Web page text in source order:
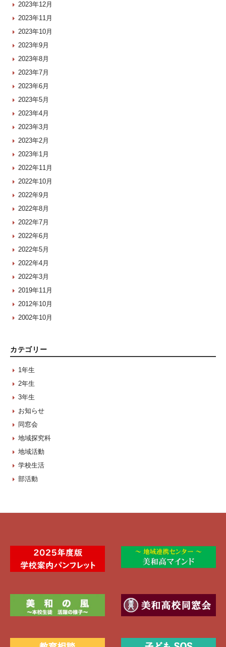
2023年12月
2023年11月
2023年10月
2023年9月
2023年8月
2023年7月
2023年6月
2023年5月
2023年4月
2023年3月
2023年2月
2023年1月
2022年11月
2022年10月
2022年9月
2022年8月
2022年7月
2022年6月
2022年5月
2022年4月
2022年3月
2019年11月
2012年10月
2002年10月
カテゴリー
1年生
2年生
3年生
お知らせ
同窓会
地域探究科
地域活動
学校生活
部活動